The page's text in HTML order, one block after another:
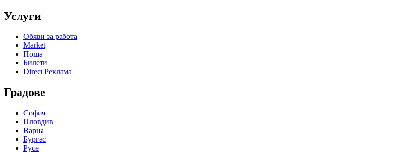
Услуги
Обяви за работа
Market
Поща
Билети
Direct Реклама
Градове
София
Пловдив
Варна
Бургас
Русе